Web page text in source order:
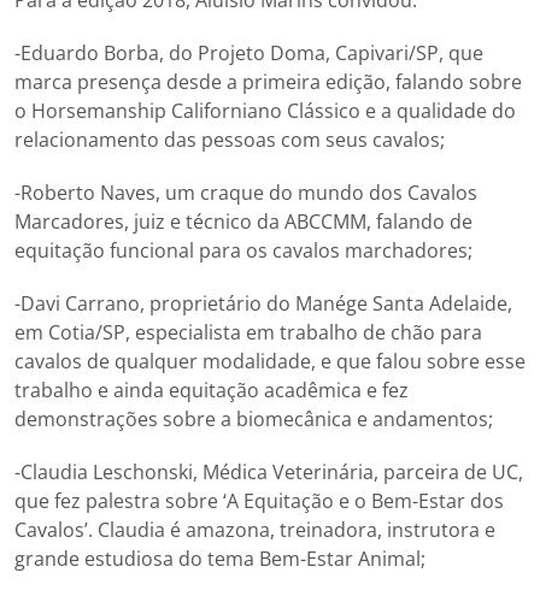
-Eduardo Borba, do Projeto Doma, Capivari/SP, que
marca presença desde a primeira edição, falando sobre
o Horsemanship Californiano Clássico e a qualidade do
relacionamento das pessoas com seus cavalos;
-Roberto Naves, um craque do mundo dos Cavalos
Marcadores, juiz e técnico da ABCCMM, falando de
equitação funcional para os cavalos marchadores;
-Davi Carrano, proprietário do Manége Santa Adelaide,
em Cotia/SP, especialista em trabalho de chão para
cavalos de qualquer modalidade, e que falou sobre esse
trabalho e ainda equitação acadêmica e fez
demonstrações sobre a biomecânica e andamentos;
-Claudia Leschonski, Médica Veterinária, parceira de UC,
que fez palestra sobre ‘A Equitação e o Bem-Estar dos
Cavalos’. Claudia é amazona, treinadora, instrutora e
grande estudiosa do tema Bem-Estar Animal;